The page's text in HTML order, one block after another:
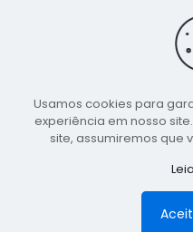
Centro, São Bento do
E-MAIL:
Copyright 2021-2026 -
Prefeitura de
publicidade
Usamos cookies para
experiência em nosso
site, assumiremos que